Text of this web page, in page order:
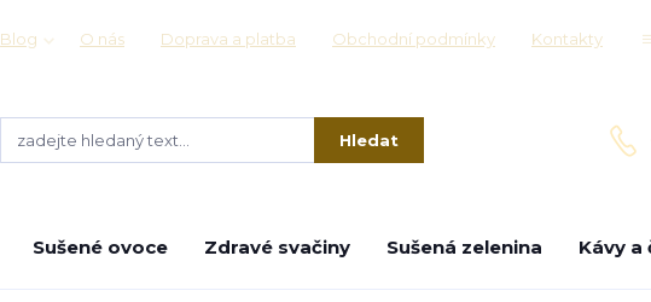
Blog O nás Doprava a platba Obchodní podmínky Kontakty
Hledat
Sušené ovoce Zdravé svačiny Sušená zelenina Kávy a